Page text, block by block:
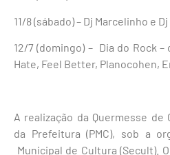
11/8 (sábado) – Dj Marcelinho e
12/7 (domingo) – Dia do Rock –
Hate, Feel Better, Planocohen,
A realização da Quermesse de
da Prefeitura (PMC), sob a
Municipal de Cultura (Secult).